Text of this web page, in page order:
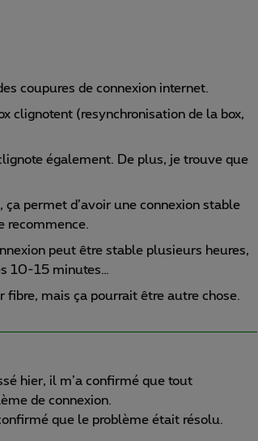
coupures de connexion internet.
clignotent (resynchronisation de la box,
également. De plus, je trouve que
permet d’avoir une connexion stable
recommence.
peut être stable plusieurs heures,
10-15 minutes…
mais ça pourrait être autre chose.
hier, il m’a confirmé que tout
de connexion.
que le problème était résolu.